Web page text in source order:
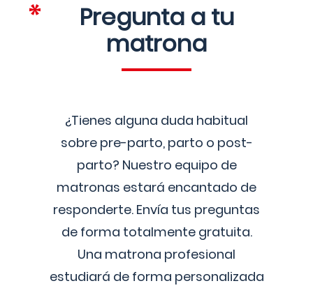
Pregunta a tu
matrona
¿Tienes alguna duda habitual
sobre pre-parto, parto o post-
parto? Nuestro equipo de
matronas estará encantado de
responderte. Envía tus preguntas
de forma totalmente gratuita.
Una matrona profesional
estudiará de forma personalizada